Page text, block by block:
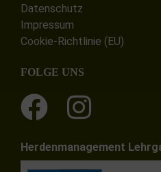
Datenschutz
Impressum
Cookie-Richtlinie (EU)
FOLGE UNS
Herdenmanagement